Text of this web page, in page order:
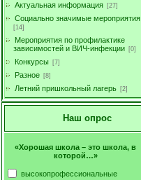
Актуальная информация [27]
Социально значимые мероприятия
[14]
Мероприятия по профилактике
зависимостей и ВИЧ-инфекции [0]
Конкурсы [7]
Разное [8]
Летний пришкольный лагерь [2]
Наш опрос
«Хорошая школа – это школа, в
которой…»
высокопрофессиональные